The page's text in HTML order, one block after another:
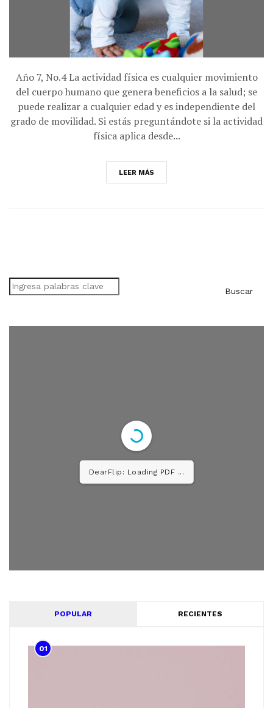
Año 7, No.4 La actividad física es cualquier movimiento
del cuerpo humano que genera beneficios a la salud; se
puede realizar a cualquier edad y es independiente del
grado de movilidad. Si estás preguntándote si la actividad
física aplica desde...
LEER MÁS
Buscar
Buscar
DearFlip: Loading PDF 52%
...
POPULAR RECIENTES
01